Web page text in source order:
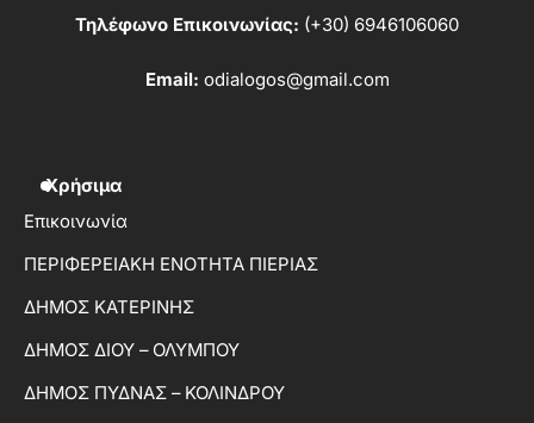
Τηλέφωνο Επικοινωνίας: (+30) 6946106060
Email: odialogos@gmail.com
Χρήσιμα
Επικοινωνία
ΠΕΡΙΦΕΡΕΙΑΚΗ ΕΝΟΤΗΤΑ ΠΙΕΡΙΑΣ
ΔΗΜΟΣ ΚΑΤΕΡΙΝΗΣ
ΔΗΜΟΣ ΔΙΟΥ – ΟΛΥΜΠΟΥ
ΔΗΜΟΣ ΠΥΔΝΑΣ – ΚΟΛΙΝΔΡΟΥ